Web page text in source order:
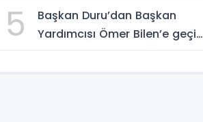
5
Başkan Duru’dan Başkan
Yardımcısı Ömer Bilen’e geçici